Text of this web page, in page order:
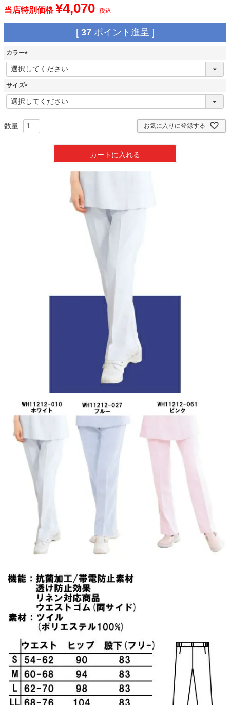
当店特別価格 ¥4,070 税込
[ 37 ポイント進呈 ]
カラー
(
必
須
サイズ
(
必
お気に入りに登録する
カートに入れる